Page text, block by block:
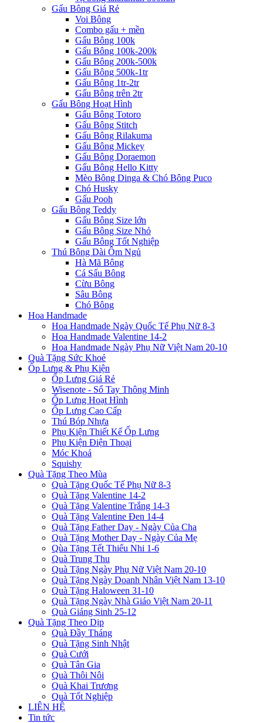
Gấu Bông Giá Rẻ
Voi Bông
Combo gấu + mền
Gấu Bông 100k
Gấu Bông 100k-200k
Gấu Bông 200k-500k
Gấu Bông 500k-1tr
Gấu Bông 1tr-2tr
Gấu Bông trên 2tr
Gấu Bông Hoạt Hình
Gấu Bông Totoro
Gấu Bông Stitch
Gấu Bông Rilakuma
Gấu Bông Mickey
Gấu Bông Doraemon
Gấu Bông Hello Kitty
Mèo Bông Dinga & Chó Bông Puco
Chó Husky
Gấu Pooh
Gấu Bông Teddy
Gấu Bông Size lớn
Gấu Bông Size Nhỏ
Gấu Bông Tốt Nghiệp
Thú Bông Dài Ôm Ngủ
Hà Mã Bông
Cá Sấu Bông
Cừu Bông
Sâu Bông
Chó Bông
Hoa Handmade
Hoa Handmade Ngày Quốc Tế Phụ Nữ 8-3
Hoa Handmade Valentine 14-2
Hoa Handmade Ngày Phụ Nữ Việt Nam 20-10
Quà Tặng Sức Khoẻ
Ốp Lưng & Phụ Kiện
Ốp Lưng Giá Rẻ
Wisenote - Sổ Tay Thông Minh
Ốp Lưng Hoạt Hình
Ốp Lưng Cao Cấp
Thú Bóp Nhựa
Phụ Kiện Thiết Kế Ốp Lưng
Phụ Kiện Điện Thoại
Móc Khoá
Squishy
Quà Tặng Theo Mùa
Quà Tặng Quốc Tế Phụ Nữ 8-3
Quà Tặng Valentine 14-2
Quà Tặng Valentine Trắng 14-3
Quà Tặng Valentine Đen 14-4
Quà Tặng Father Day - Ngày Của Cha
Quà Tặng Mother Day - Ngày Của Mẹ
Qùa Tặng Tết Thiếu Nhi 1-6
Quà Trung Thu
Quà Tặng Ngày Phụ Nữ Việt Nam 20-10
Quà Tặng Ngày Doanh Nhân Việt Nam 13-10
Quà Tặng Haloween 31-10
Quà Tặng Ngày Nhà Giáo Việt Nam 20-11
Quà Giáng Sinh 25-12
Quà Tặng Theo Dịp
Quà Đầy Tháng
Quà Tặng Sinh Nhật
Quà Cưới
Quà Tân Gia
Quà Thôi Nôi
Quà Khai Trương
Quà Tốt Nghiệp
LIÊN HỆ
Tin tức